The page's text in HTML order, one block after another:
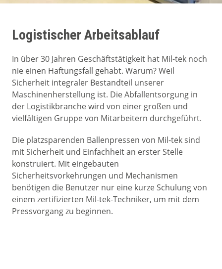
Logistischer Arbeitsablauf
In über 30 Jahren Geschäftstätigkeit hat Mil-tek noch
nie einen Haftungsfall gehabt. Warum? Weil
Sicherheit integraler Bestandteil unserer
Maschinenherstellung ist. Die Abfallentsorgung in
der Logistikbranche wird von einer großen und
vielfältigen Gruppe von Mitarbeitern durchgeführt.
Die platzsparenden Ballenpressen von Mil-tek sind
mit Sicherheit und Einfachheit an erster Stelle
konstruiert. Mit eingebauten
Sicherheitsvorkehrungen und Mechanismen
benötigen die Benutzer nur eine kurze Schulung von
einem zertifizierten Mil-tek-Techniker, um mit dem
Pressvorgang zu beginnen.